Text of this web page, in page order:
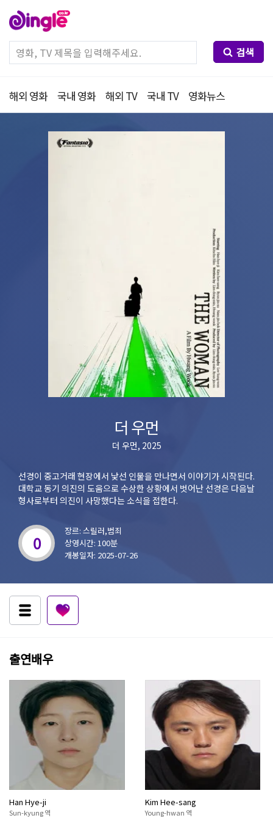
검색
해외 영화 국내 영화 해외 TV 국내 TV 영화뉴스
더 우먼
더 우먼, 2025
선경이 중고거래 현장에서 낯선 인물을 만나면서 이야기가 시작된다.
대학교 동기 의진의 도움으로 수상한 상황에서 벗어난 선경은 다음날
형사로부터 의진이 사망했다는 소식을 접한다.
0
장르: 스릴러,범죄
상영시간: 100분
개봉일자: 2025-07-26
출연배우
Han Hye-ji
Sun-kyung 역
Kim Hee-sang
Young-hwan 역